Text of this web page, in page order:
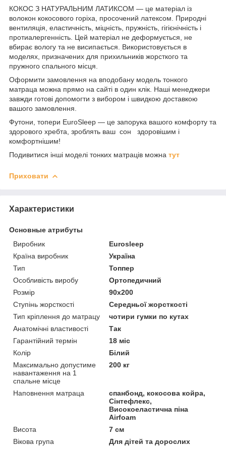
КОКОС З НАТУРАЛЬНИМ ЛАТИКСОМ — це матеріал із
волокон кокосового горіха, просочений латексом. Природні
вентиляція, еластичність, міцність, пружність, гігієнічність і
протиалергенність. Цей матеріал не деформується, не
вбирає вологу та не висипається. Використовується в
моделях, призначених для прихильників жорсткого та
пружного спального місця.
Оформити замовлення на вподобану модель тонкого
матраца можна прямо на сайті в один клік. Наші менеджери
завжди готові допомогти з вибором і швидкою доставкою
вашого замовлення.
Футони, топери EuroSleep — це запорука вашого комфорту та
здорового хребта, зроблять ваш сон здоровішим і
комфортнішим!
Подивитися інші моделі тонких матраців можна тут
Приховати
Характеристики
Основные атрибуты
Виробник
Eurosleep
Країна виробник
Україна
Тип
Топпер
Особливість виробу
Ортопедичний
Розмір
90x200
Ступінь жорсткості
Середньої жорсткості
Тип кріплення до матрацу
чотири гумки по кутах
Анатомічні властивості
Так
Гарантійний термін
18 міс
Колір
Білий
Максимально допустиме
навантаження на 1
спальне місце
200 кг
Наповнення матраца
спанбонд, кокосова койра,
Сінтефлекс,
Високоеластична піна
Airfoam
Висота
7 см
Вікова група
Для дітей та дорослих